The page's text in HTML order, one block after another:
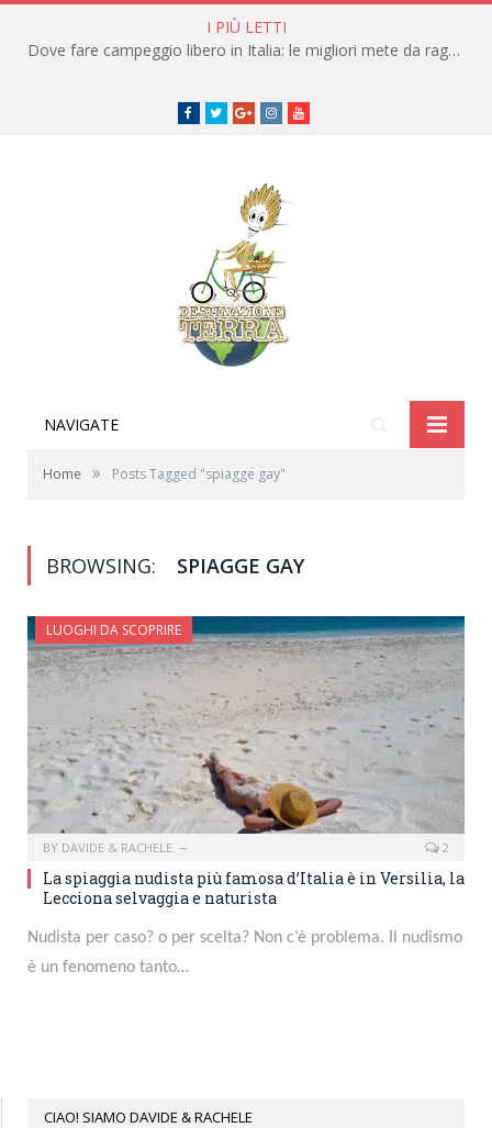
I PIÙ LETTI
Dove fare campeggio libero in Italia: le migliori mete da raggiungere in traghetto
Facebook
TwitterGoogle+instagramyoutube
NAVIGATE
Home » Posts Tagged "spiagge gay"
BROWSING: SPIAGGE GAY
LUOGHI DA SCOPRIRE
BY DAVIDE & RACHELE 2
La spiaggia nudista più famosa d’Italia è in Versilia, la
Lecciona selvaggia e naturista
Nudista per caso? o per scelta? Non c’è problema. Il nudismo
è un fenomeno tanto…
CIAO! SIAMO DAVIDE & RACHELE